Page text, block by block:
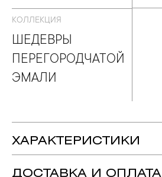
КОЛЛЕКЦИЯ
ШЕДЕВРЫ
ПЕРЕГОРОДЧАТОЙ
ЭМАЛИ
ХАРАКТЕРИСТИКИ
ДОСТАВКА И ОПЛАТА